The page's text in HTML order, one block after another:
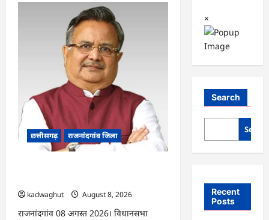
छत्तीसगढ़ राजनांदगांव जिला
kadwaghut
August 8, 2026
राजनांदगांव 08 अगस्त 2026। विधानसभा
×
Search
Recent
Posts